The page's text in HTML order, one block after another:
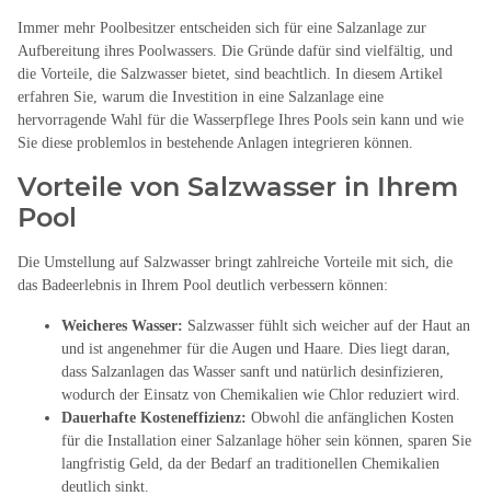
Immer mehr Poolbesitzer entscheiden sich für eine Salzanlage zur
Aufbereitung ihres Poolwassers. Die Gründe dafür sind vielfältig, und
die Vorteile, die Salzwasser bietet, sind beachtlich. In diesem Artikel
erfahren Sie, warum die Investition in eine Salzanlage eine
hervorragende Wahl für die Wasserpflege Ihres Pools sein kann und wie
Sie diese problemlos in bestehende Anlagen integrieren können.
Vorteile von Salzwasser in Ihrem
Pool
Die Umstellung auf Salzwasser bringt zahlreiche Vorteile mit sich, die
das Badeerlebnis in Ihrem Pool deutlich verbessern können:
Weicheres Wasser: Salzwasser fühlt sich weicher auf der Haut an
und ist angenehmer für die Augen und Haare. Dies liegt daran,
dass Salzanlagen das Wasser sanft und natürlich desinfizieren,
wodurch der Einsatz von Chemikalien wie Chlor reduziert wird.
Dauerhafte Kosteneffizienz: Obwohl die anfänglichen Kosten
für die Installation einer Salzanlage höher sein können, sparen Sie
langfristig Geld, da der Bedarf an traditionellen Chemikalien
deutlich sinkt.